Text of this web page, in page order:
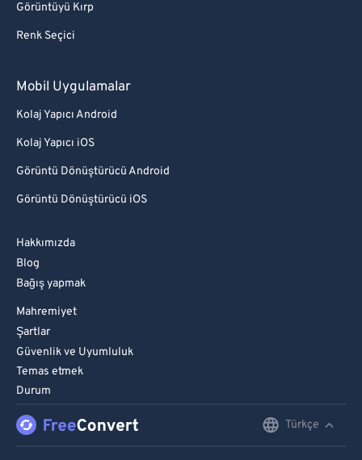
Görüntüyü Kırp
Renk Seçici
Mobil Uygulamalar
Kolaj Yapıcı Android
Kolaj Yapıcı iOS
Görüntü Dönüştürücü Android
Görüntü Dönüştürücü iOS
Hakkımızda
Blog
Bağış yapmak
Mahremiyet
Şartlar
Güvenlik ve Uyumluluk
Temas etmek
Durum
Türkçe